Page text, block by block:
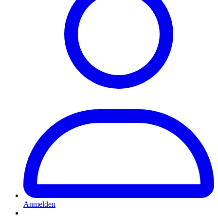
Anmelden